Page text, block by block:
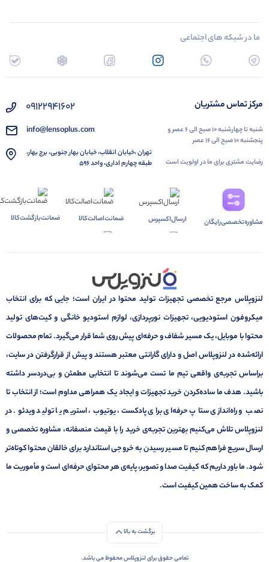
ما در شبکه های اجتماعی
مرکز تماس مشتریان
شنبه تا چهارشنبه ۱۰ صبح الی ۶ عصر و
پنجشنبه ۱۰ صبح الی ۱۶ عصر
رضایت مشتری برای ما در اولویت است
۰۹۱۲۲۹۴۱۶۰۲
info@lensoplus.com
تهران ،خیابان انقلاب، خیابان بهار جنوبی، برج بهار،
طبقه چهارم اداری، واحد ۵۹۶
مشاوره‌تخصصی‌رایگان ارسال‌اکسپرس ضمانت‌اصالت‌کالا ضمانت‌بازگشت‌کالا
لنزوپلاس مرجع تخصصی تجهیزات تولید محتوا در ایران است؛ جایی که برای انتخاب
میکروفون استودیویی، تجهیزات نورپردازی، لوازم استودیو خانگی و کیت‌های تولید
محتوا با موبایل، یک مسیر شفاف و حرفه‌ای پیش روی شما قرار می‌گیرد. تمام محصولات
ارائه‌شده در لنزوپلاس اصل و دارای گارانتی معتبر هستند و پیش از قرارگرفتن در سایت،
براساس تجربه‌ی واقعی تیم ما تست می‌شوند تا انتخابی مطمئن و بی‌دردسر داشته
باشید. هدف ما ساده‌کردن خرید تجهیزات و ایجاد یک همراهی مداوم است؛ از انتخاب تا
نصب و راه‌اندازی ستاپ حرفه‌ای برای پادکست، یوتیوب، استریم یا تولید ویدئو. در
لنزوپلاس تلاش می‌کنیم بهترین تجربه‌ی خرید را با قیمت منصفانه، مشاوره تخصصی و
ارسال سریع فراهم کنیم تا مسیر رسیدن به خروجی استاندارد برای خالقان محتوا کوتاه‌تر
شود. ما باور داریم که کیفیت صدا و تصویر، پایه‌ی هر محتوای حرفه‌ای است و مأموریت ما
کمک به ساخت همین کیفیت است.
برگشت به بالا
تمامی حقوق برای لنزوپلاس محفوظ می باشد.